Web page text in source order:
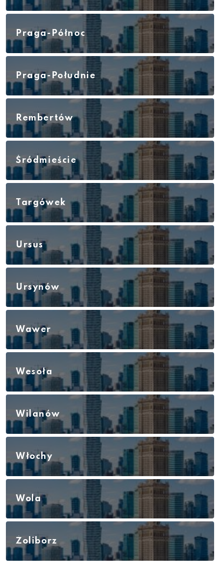
Praga-Północ
Praga-Południe
Rembertów
Śródmieście
Targówek
Ursus
Ursynów
Wawer
Wesoła
Wilanów
Włochy
Wola
Żoliborz